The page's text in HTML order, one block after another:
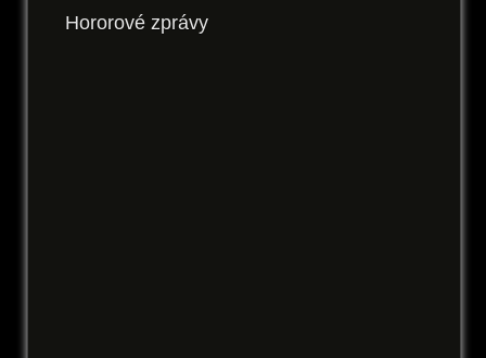
Hororové zprávy